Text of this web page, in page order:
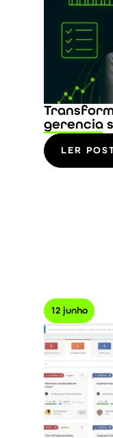
gerencia
LER
12 junho